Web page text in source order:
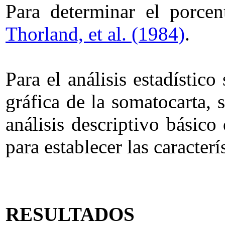
Para determinar el
Thorland, et al. (1984).
Para el análisis
gráfica de la
análisis descriptivo
para establecer las
RESULTADOS